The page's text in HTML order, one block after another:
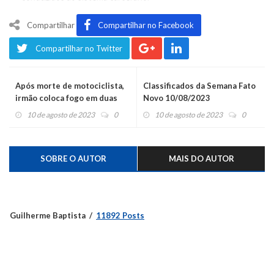
Compartilhar Compartilhar no Facebook
Compartilhar no Twitter
Após morte de motociclista,
irmão coloca fogo em duas
casas10 de agosto de 2023 0
Classificados da Semana Fato
Novo 10/08/2023
10 de agosto de 2023 0
SOBRE O AUTOR MAIS DO AUTOR
Guilherme Baptista 11892 Posts